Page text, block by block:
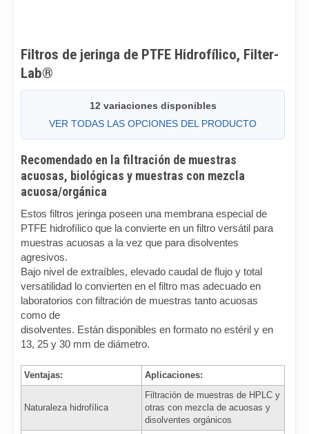
Filtros de jeringa de PTFE Hidrofílico, Filter-
Lab®
12 variaciones disponibles
VER TODAS LAS OPCIONES DEL PRODUCTO
Recomendado en la filtración de muestras
acuosas, biológicas y muestras con mezcla
acuosa/orgánica
Estos filtros jeringa poseen una membrana especial de
PTFE hidrofílico que la convierte en un filtro versátil para
muestras acuosas a la vez que para disolventes
agresivos.
Bajo nivel de extraíbles, elevado caudal de flujo y total
versatilidad lo convierten en el filtro mas adecuado en
laboratorios con filtración de muestras tanto acuosas
como de
disolventes. Están disponibles en formato no estéril y en
13, 25 y 30 mm de diámetro.
Ventajas: Aplicaciones:
Naturaleza hidrofílica
Filtración de muestras de HPLC y
otras con mezcla de acuosas y
disolventes orgánicos